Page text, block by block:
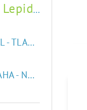
Lepidlo na jedlý papír
Jedlý papír PAW PATROL - TLAPKOVÁ PATROLA
Jedlý papír SPARTA PRAHA - NOVÝ ZNAK